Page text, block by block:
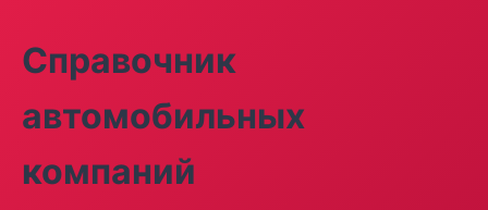
Справочник
автомобильных
компаний